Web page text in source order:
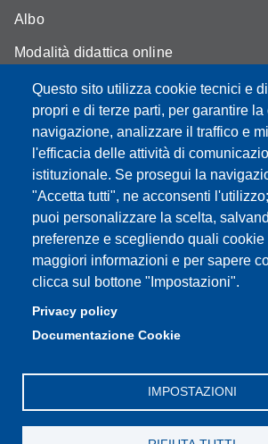
Questo sito utilizza cookie tecnici e
propri e di terze parti, per garantire la
navigazione, analizzare il traffico e
l'efficacia delle attività di
istituzionale. Se prosegui la
"Accetta tutti", ne acconsenti
puoi personalizzare la scelta,
preferenze e scegliendo quali cookie
maggiori informazioni e per sapere
clicca sul bottone "Impostazioni".
Privacy policy
Documentazione Cookie
IMPOSTAZIONI
Albo
Modalità didattica online
Segreteria studenti
Assicurazione qualità
Partita IVA: 00427620364
Dipartimento di Educazione e Scienze
Sede: Viale Timavo 93 - 42121 Reggio
Area Didattica: didattica.desu@unimore.it
Segreteria:
Telefono: 0522/523611 (portineria)